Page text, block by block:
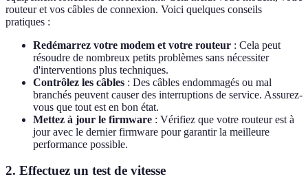
routeur et vos câbles de connexion. Voici quelques conseils
pratiques :
Redémarrez votre modem et votre routeur : Cela peut
résoudre de nombreux petits problèmes sans nécessiter
d'interventions plus techniques.
Contrôlez les câbles : Des câbles endommagés ou mal
branchés peuvent causer des interruptions de service. Assurez-
vous que tout est en bon état.
Mettez à jour le firmware : Vérifiez que votre routeur est à
jour avec le dernier firmware pour garantir la meilleure
performance possible.
2. Effectuez un test de vitesse